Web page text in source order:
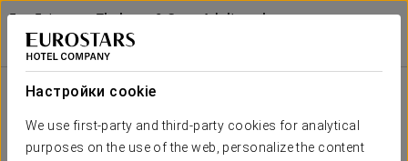
Настройки cookie
We use first-party and third-party cookies for analytical
purposes on the use of the web, personalize the content
Exe Estepona Thalasso & Spa - Adults only
Recommended
МАЛАГА - ЭСТЕПОНА
Спа-Опыт Для Двоих (Spa-Opyt Dlya Dvoikh)